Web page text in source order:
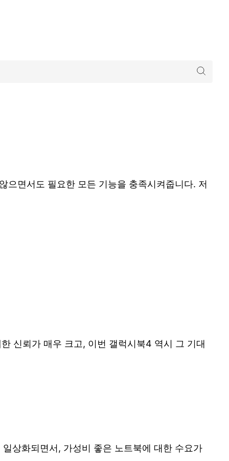
으면서도 필요한 모든 기능을 충족시켜줍니다. 저
신뢰가 매우 크고, 이번 갤럭시북4 역시 그 기대
상화되면서, 가성비 좋은 노트북에 대한 수요가